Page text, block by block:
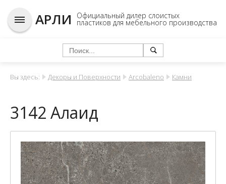
АРЛИ Официальный дилер слоистых
пластиков для мебельного производства
Вы здесь: Декоры и Поверхности Arcobaleno Камни
3142 Алаид